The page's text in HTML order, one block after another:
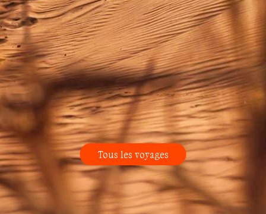
Tous les voyages